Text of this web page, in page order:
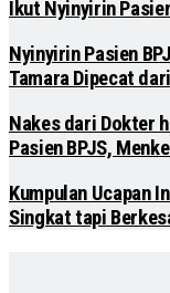
Ikut Nyinyirin
Nyinyirin Pasien
Tamara Dipecat
Nakes dari Dokter
Pasien BPJS,
Kumpulan Ucapan
Singkat tapi